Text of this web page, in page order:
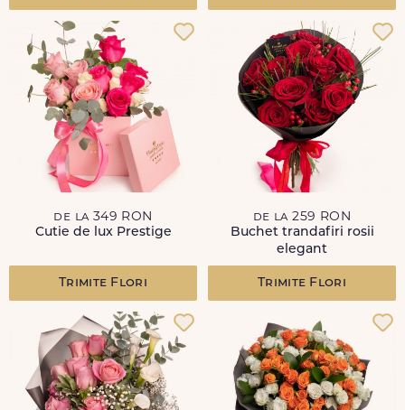
de la 349 RON
Cutie de lux Prestige
Trimite Flori
de la 259 RON
Buchet trandafiri rosii
elegant
Trimite Flori